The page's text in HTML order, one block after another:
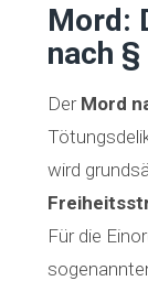
Mord:
nach §
Der Mord
wird
Für die